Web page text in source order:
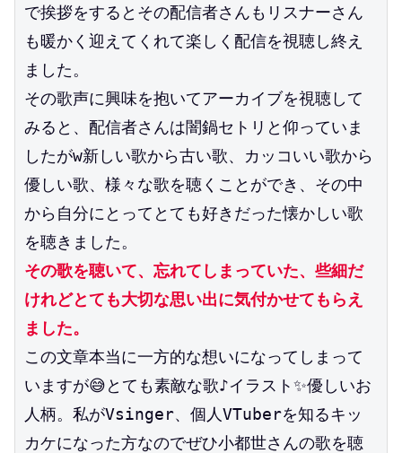
で挨拶をするとその配信者さんもリスナーさん
も暖かく迎えてくれて楽しく配信を視聴し終え
ました。
その歌声に興味を抱いてアーカイブを視聴して
みると、配信者さんは闇鍋セトリと仰っていま
したがw新しい歌から古い歌、カッコいい歌から
優しい歌、様々な歌を聴くことができ、その中
から自分にとってとても好きだった懐かしい歌
を聴きました。
その歌を聴いて、忘れてしまっていた、些細だ
けれどとても大切な思い出に気付かせてもらえ
ました。
この文章本当に一方的な想いになってしまって
いますが😅とても素敵な歌♪イラスト✨優しいお
人柄。私がVsinger、個人VTuberを知るキッ
カケになった方なのでぜひ小都世さんの歌を聴